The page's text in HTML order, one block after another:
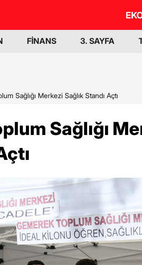
FİNANS 3. SAYFA
Sağlığı Merkezi Sağlık Standı Açtı
Sağlığı